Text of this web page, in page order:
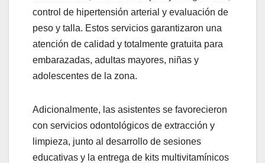
control de hipertensión arterial y evaluación de
peso y talla. Estos servicios garantizaron una
atención de calidad y totalmente gratuita para
embarazadas, adultas mayores, niñas y
adolescentes de la zona.
Adicionalmente, las asistentes se favorecieron
con servicios odontológicos de extracción y
limpieza, junto al desarrollo de sesiones
educativas y la entrega de kits multivitamínicos